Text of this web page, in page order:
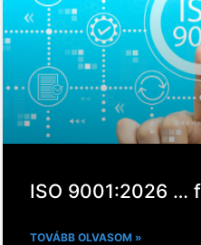
ISO 9001:2026 …
TOVÁBB OLVASOM »